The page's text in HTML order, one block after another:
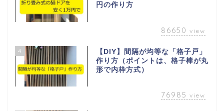
円の作り方
86650 view
4
【DIY】間隔が均等な「格子戸」
作り方（ポイントは、格子棒が丸
形で内枠方式）
76985 view